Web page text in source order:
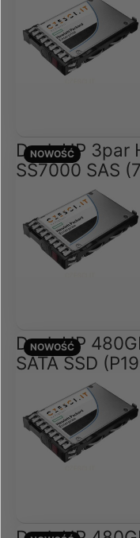
Dysk HP 3par
SS7000 SAS
NOWOŚĆ
Dysk HP
SATA SSD
NOWOŚĆ